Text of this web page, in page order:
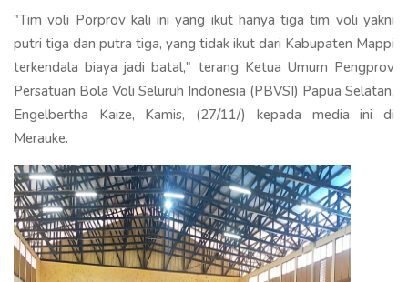
"Tim voli Porprov kali ini yang ikut hanya tiga tim voli yakni
putri tiga dan putra tiga, yang tidak ikut dari Kabupaten Mappi
terkendala biaya jadi batal," terang Ketua Umum Pengprov
Persatuan Bola Voli Seluruh Indonesia (PBVSI) Papua Selatan,
Engelbertha Kaize, Kamis, (27/11/) kepada media ini di
Merauke.